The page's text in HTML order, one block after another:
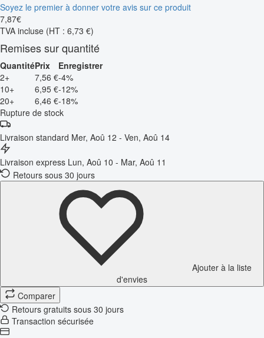
Soyez le premier à donner votre avis sur ce produit
7,87€
TVA incluse (HT : 6,73 €)
Remises sur quantité
QuantitéPrix
Enregistrer
2+
7,56 €-4%
10+
6,95 €-12%
20+
6,46 €-18%
Rupture de stock
Livraison standard Mer, Aoû 12 - Ven, Aoû 14
Livraison express Lun, Aoû 10 - Mar, Aoû 11
Retours sous 30 jours
Ajouter à la liste
d'envies
Comparer
Retours gratuits sous 30 jours
Transaction sécurisée